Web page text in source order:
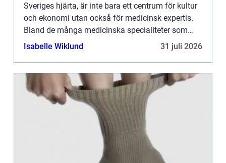
Sveriges hjärta, är inte bara ett centrum för kultur
och ekonomi utan också för medicinsk expertis.
Bland de många medicinska specialiteter som
finns här utmärker sig ...
Isabelle Wiklund 31 juli 2026